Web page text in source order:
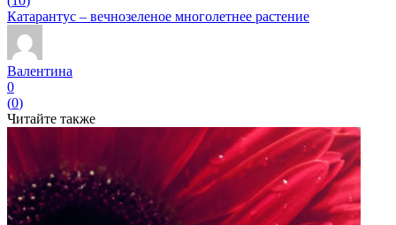
Катарантус – вечнозеленое многолетнее растение
Валентина
0
(0)
Читайте также